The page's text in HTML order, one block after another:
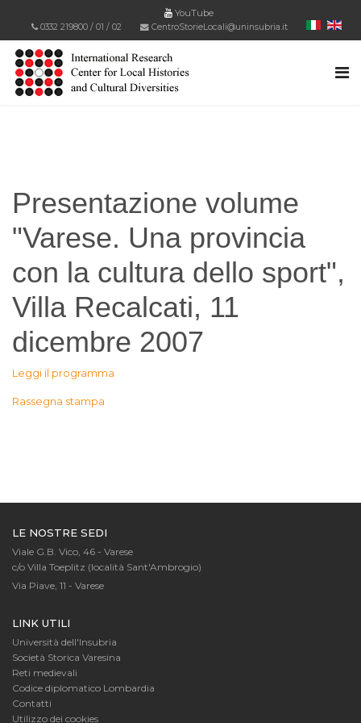
YouTube
0332 219800 / 01 / 02 CentroStorieLocali@uninsubria.it
Presentazione volume
"Varese. Una provincia
con la cultura dello sport",
Villa Recalcati, 11
dicembre 2007
Leggi il programma
Rassegna stampa
LE NOSTRE SEDI
Viale G.B. Vico, 46 - Varese
c/o Villa Toeplitz (località Sant'Ambrogio)
Via Piave, 11 - Varese
LINK UTILI
Università dell'Insubria
Società Storica Varesina
Reti medievali
Codice diplomatico Lombardia
Contatti
Utilizzo dei cookies